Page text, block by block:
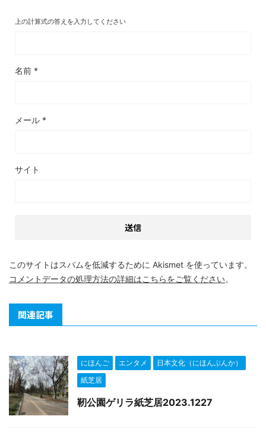
上の計算式の答えを入力してください
名前 *
メール *
サイト
このサイトはスパムを低減するために Akismet を使っています。
コメントデータの処理方法の詳細はこちらをご覧ください。
関連記事
にほんご エンタメ
日本文化（にほんぶんか）
紙芝居
靭公園ゲリラ紙芝居2023.1227